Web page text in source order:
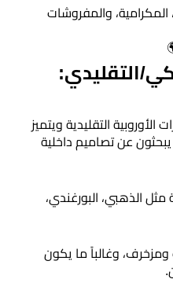
المكرامية، والمفروشات
التقليدي:
التقليدية ويتميز
عن تصاميم داخلية
مثل الذهبي، البورغندي،
ومزخرف، وغالباً ما يكون